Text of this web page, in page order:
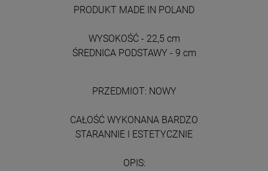
PRODUKT MADE IN POLAND
WYSOKOŚĆ - 22,5 cm
ŚREDNICA PODSTAWY - 9 cm
PRZEDMIOT: NOWY
CAŁOŚĆ WYKONANA BARDZO
STARANNIE I ESTETYCZNIE
OPIS: